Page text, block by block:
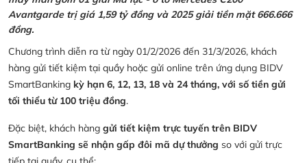
Avantgarde trị giá 1,59 tỷ đồng và 2025 giải tiền mặt 666.666
đồng.
Chương trình diễn ra từ ngày 01/2/2026 đến 31/3/2026, khách
hàng gửi tiết kiệm tại quầy hoặc gửi online trên ứng dụng BIDV
SmartBanking kỳ hạn 6, 12, 13, 18 và 24 tháng, với số tiền gửi
tối thiểu từ 100 triệu đồng.
Đặc biệt, khách hàng gửi tiết kiệm trực tuyến trên BIDV
SmartBanking sẽ nhận gấp đôi mã dự thưởng so với gửi trực